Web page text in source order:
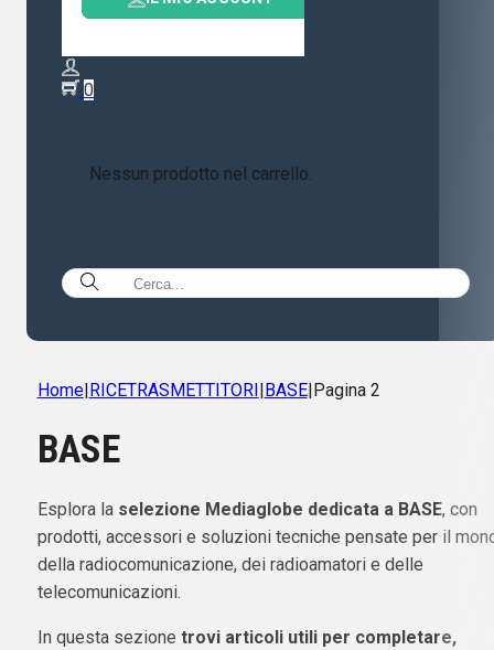
0
Nessun prodotto nel carrello.
Home| RICETRASMETTITORI BASE| Pagina 2
BASE
Esplora la selezione Mediaglobe dedicata a BASE, con
prodotti, accessori e soluzioni tecniche pensate per il
della radiocomunicazione, dei radioamatori e delle
telecomunicazioni.
In questa sezione trovi articoli utili per completare,